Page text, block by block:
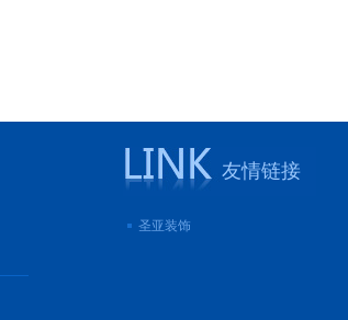
友情链接
圣亚装饰